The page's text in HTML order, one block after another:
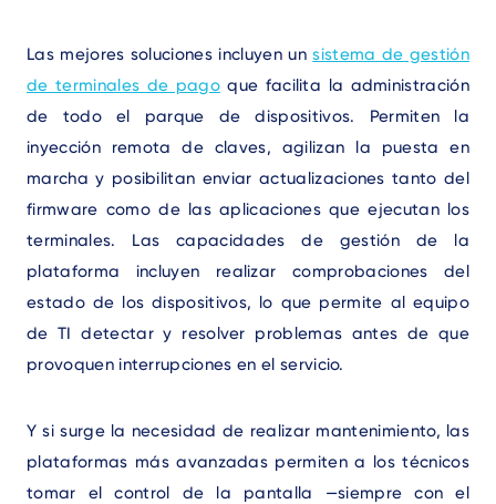
Las mejores soluciones incluyen unsistema de gestión
de terminales de pagoque facilita la administración
de todo el parque de dispositivos. Permiten la
inyección remota de claves, agilizan la puesta en
marcha y posibilitan enviar actualizaciones tanto del
firmware como de las aplicaciones que ejecutan los
terminales. Las capacidades de gestión de la
plataforma incluyen realizar comprobaciones del
estado de los dispositivos, lo que permite al equipo
de TI detectar y resolver problemas antes de que
provoquen interrupciones en el servicio.
Y si surge la necesidad de realizar mantenimiento, las
plataformas más avanzadas permiten a los técnicos
tomar el control de la pantalla —siempre con el